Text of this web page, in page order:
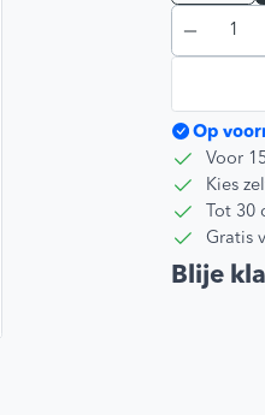
Op
Voor
Kies
Tot
Gratis
Blije